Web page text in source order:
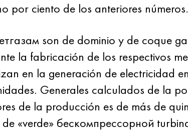
por ciento de los anteriores números.
son de dominio y de coque
la fabricación de los respectivos
en la generación de electricidad
Generales calculados de la
de la producción es de más de
de «verde» бескомпрессорной